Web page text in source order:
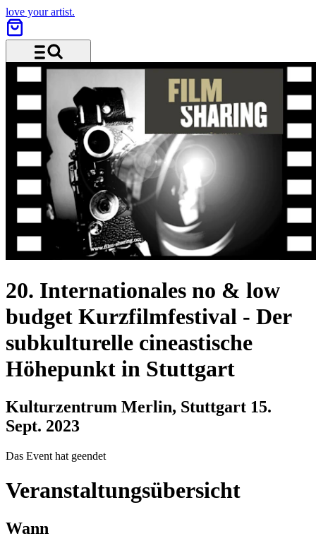
love your artist.
Menü und Suche
20. Internationales no & low
budget Kurzfilmfestival - Der
subkulturelle cineastische
Höhepunkt in Stuttgart
Kulturzentrum Merlin, Stuttgart 15.
Sept. 2023
Das Event hat geendet
Veranstaltungsübersicht
Wann